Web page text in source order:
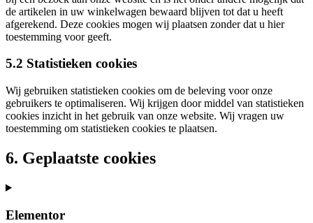
de artikelen in uw winkelwagen bewaard blijven tot dat u heeft
afgerekend. Deze cookies mogen wij plaatsen zonder dat u hier
toestemming voor geeft.
5.2 Statistieken cookies
Wij gebruiken statistieken cookies om de beleving voor onze
gebruikers te optimaliseren. Wij krijgen door middel van statistieken
cookies inzicht in het gebruik van onze website. Wij vragen uw
toestemming om statistieken cookies te plaatsen.
6. Geplaatste cookies
Elementor